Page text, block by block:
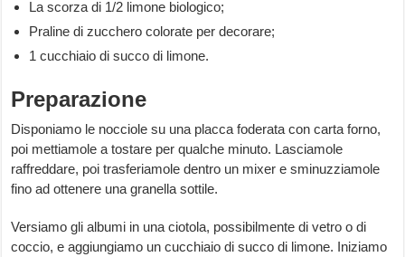
La scorza di 1/2 limone biologico;
Praline di zucchero colorate per decorare;
1 cucchiaio di succo di limone.
Preparazione
Disponiamo le nocciole su una placca foderata con carta forno,
poi mettiamole a tostare per qualche minuto. Lasciamole
raffreddare, poi trasferiamole dentro un mixer e sminuzziamole
fino ad ottenere una granella sottile.
Versiamo gli albumi in una ciotola, possibilmente di vetro o di
coccio, e aggiungiamo un cucchiaio di succo di limone. Iniziamo